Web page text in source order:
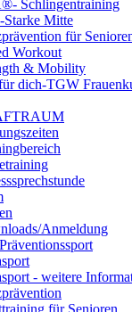
Schlingentraining
Starke Mitte
für
Workout
& Mobility
dich-TGW
Anmeldung
- weitere
für Senioren